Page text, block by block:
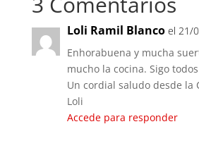
Loli Ramil Blanco el 21/
Enhorabuena y mucha
mucho la cocina. Sigo
Un cordial saludo desde la
Loli
Accede para responder